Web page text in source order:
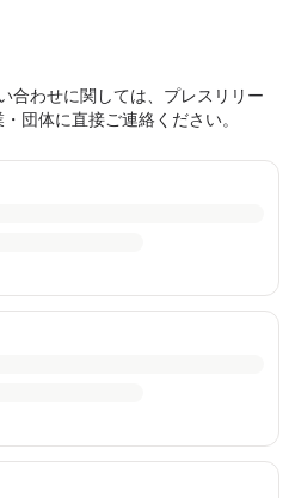
合わせに関しては、プレスリリー
団体に直接ご連絡ください。